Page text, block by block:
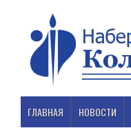
ГЛАВНАЯ НОВОСТИ